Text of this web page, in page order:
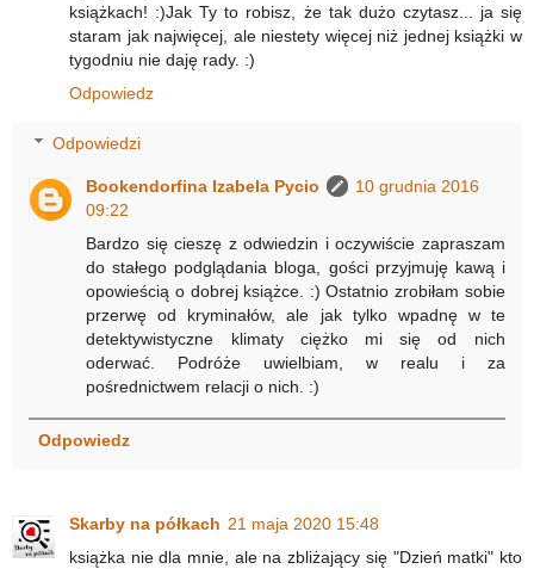
książkach! :)Jak Ty to robisz, że tak dużo czytasz... ja się
staram jak najwięcej, ale niestety więcej niż jednej książki w
tygodniu nie daję rady. :)
Odpowiedz
Odpowiedzi
Bookendorfina Izabela Pycio
10 grudnia 2016
09:22
Bardzo się cieszę z odwiedzin i oczywiście zapraszam
do stałego podglądania bloga, gości przyjmuję kawą i
opowieścią o dobrej książce. :) Ostatnio zrobiłam sobie
przerwę od kryminałów, ale jak tylko wpadnę w te
detektywistyczne klimaty ciężko mi się od nich
oderwać. Podróże uwielbiam, w realu i za
pośrednictwem relacji o nich. :)
Odpowiedz
Skarby na półkach 21 maja 2020 15:48
książka nie dla mnie, ale na zbliżający się "Dzień matki" kto